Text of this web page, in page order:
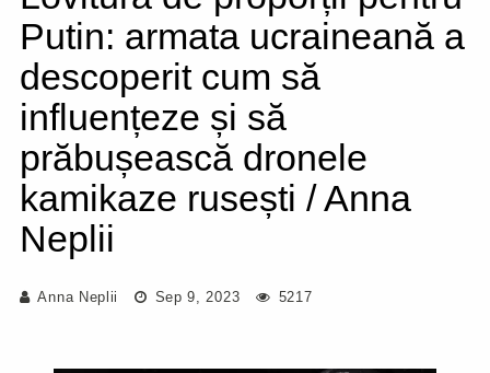
Putin: armata ucraineană a
descoperit cum să
influențeze și să
prăbușească dronele
kamikaze rusești / Anna
Neplii
Anna Neplii Sep 9, 2023 5217